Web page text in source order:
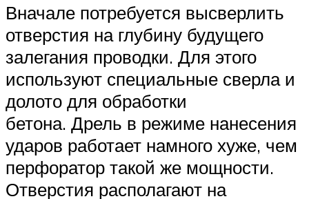
Вначале потребуется высверлить
отверстия на глубину будущего
залегания проводки. Для этого
используют специальные сверла и
долото для обработки
бетона. Дрель в режиме нанесения
ударов работает намного хуже, чем
перфоратор такой же мощности.
Отверстия располагают на